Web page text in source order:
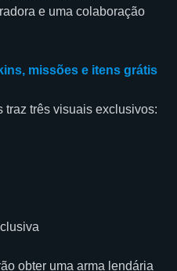
e uma colaboração
missões e itens grátis
traz três visuais exclusivos:
obter uma arma lendária